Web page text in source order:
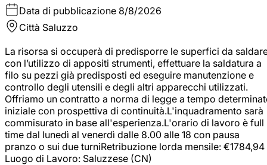
Data di pubblicazione 8/8/2026
Città Saluzzo
La risorsa si occuperà di predisporre le superfici da
con l’utilizzo di appositi strumenti, effettuare la saldatura a
filo su pezzi già predisposti ed eseguire manutenzione e
controllo degli utensili e degli altri apparecchi utilizzati.
Offriamo un contratto a norma di legge a tempo
iniziale con prospettiva di continuità.L'inquadramento sarà
commisurato in base all'esperienza.L'orario di lavoro è full
time dal lunedì al venerdì dalle 8.00 alle 18 con pausa
pranzo o sui due turniRetribuzione lorda mensile: €1784,94
Luogo di Lavoro: Saluzzese (CN)